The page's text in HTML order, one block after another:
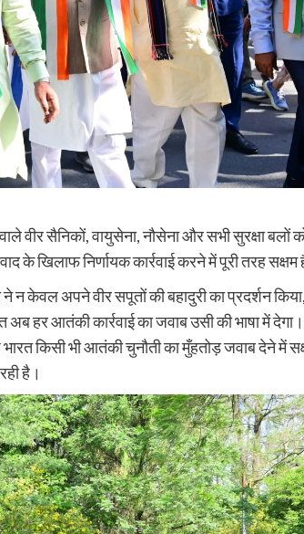
वीर सैनिकों, वायुसेना, नौसेना और सभी सुरक्षा बलों
के खिलाफ निर्णायक कार्रवाई करने में पूरी तरह सक्षम
न केवल अपने वीर सपूतों की बहादुरी का प्रदर्शन
हर आतंकी कार्रवाई का जवाब उसी की भाषा में
किसी भी आतंकी चुनौती का मुँहतोड़ जवाब देने में
है।